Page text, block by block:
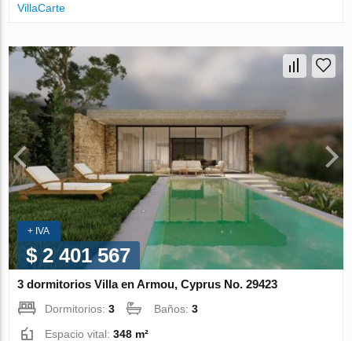
VillaСarte
+ IVA
$ 2 401 567
3 dormitorios Villa en Armou, Cyprus No. 29423
Dormitorios:3 Baños:3
Espacio vital:348 m²